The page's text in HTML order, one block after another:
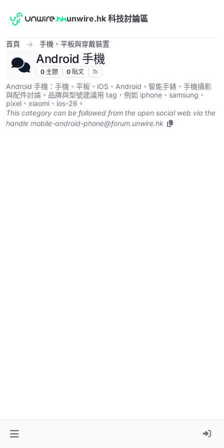
unwire.hk 科技討論區
首頁 手機、平板與穿戴裝置
Android 手機
0 主題 0 貼文
Android 手機：手機、平板、iOS、Android、智能手錶、手機攝影
與配件討論。品牌與型號建議用 tag，例如 iphone、samsung、
pixel、xiaomi、ios-26。
This category can be followed from the open social web via the
handle mobile-android-phone@forum.unwire.hk